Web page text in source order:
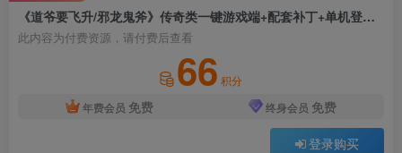
《道爷要飞升/邪龙鬼斧》传奇类一键游戏端+配套补丁+单机登录器+精美网站+详细教程+GM模式+GM工具+Gom引擎
此内容为付费资源，请付费后查看
66 积分
年费会员 免费 终身会员 免费
登录购买